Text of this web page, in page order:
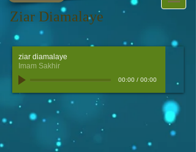
Ziar Diamalaye
ziar diamalaye
Imam Sakhir
00:00/ 00:00